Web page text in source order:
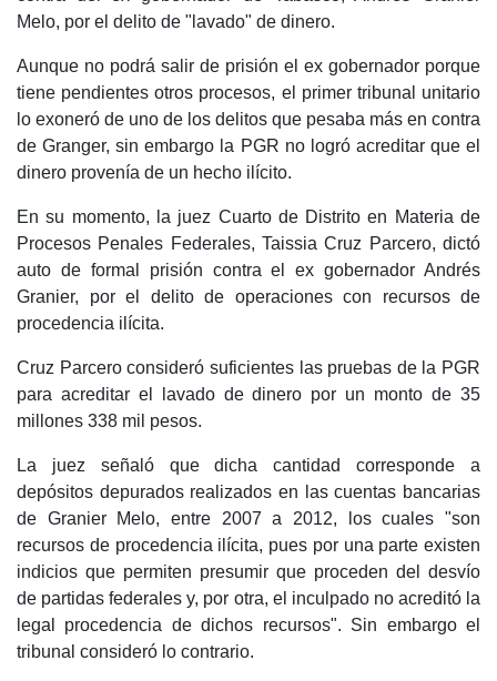
Melo, por el delito de "lavado" de dinero.
Aunque no podrá salir de prisión el ex gobernador porque
tiene pendientes otros procesos, el primer tribunal unitario
lo exoneró de uno de los delitos que pesaba más en contra
de Granger, sin embargo la PGR no logró acreditar que el
dinero provenía de un hecho ilícito.
En su momento, la juez Cuarto de Distrito en Materia de
Procesos Penales Federales, Taissia Cruz Parcero, dictó
auto de formal prisión contra el ex gobernador Andrés
Granier, por el delito de operaciones con recursos de
procedencia ilícita.
Cruz Parcero consideró suficientes las pruebas de la PGR
para acreditar el lavado de dinero por un monto de 35
millones 338 mil pesos.
La juez señaló que dicha cantidad corresponde a
depósitos depurados realizados en las cuentas bancarias
de Granier Melo, entre 2007 a 2012, los cuales "son
recursos de procedencia ilícita, pues por una parte existen
indicios que permiten presumir que proceden del desvío
de partidas federales y, por otra, el inculpado no acreditó la
legal procedencia de dichos recursos". Sin embargo el
tribunal consideró lo contrario.